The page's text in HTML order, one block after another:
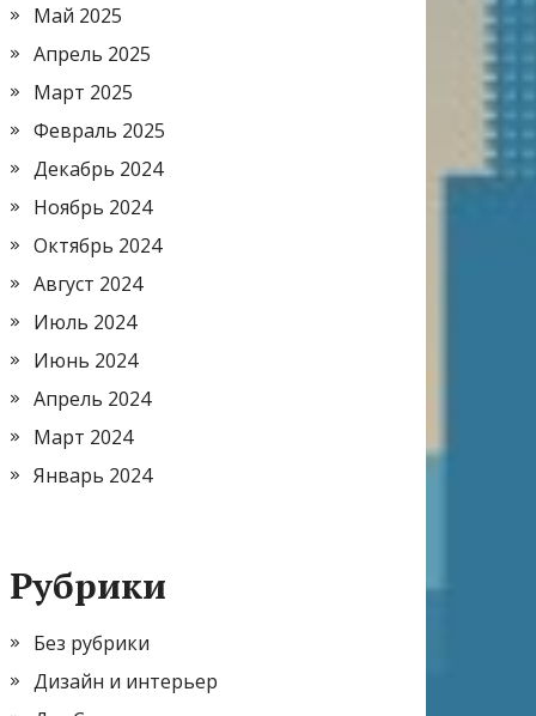
Май 2025
Апрель 2025
Март 2025
Февраль 2025
Декабрь 2024
Ноябрь 2024
Октябрь 2024
Август 2024
Июль 2024
Июнь 2024
Апрель 2024
Март 2024
Январь 2024
Рубрики
Без рубрики
Дизайн и интерьер